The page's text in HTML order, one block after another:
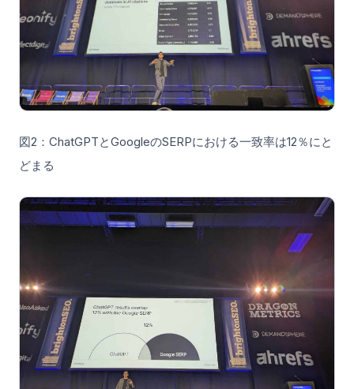
図2：ChatGPTとGoogleのSERPにおける一致率は12％にと
どまる